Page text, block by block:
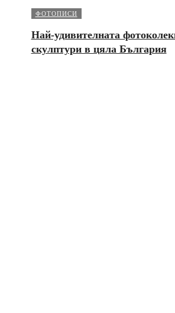
ФОТОПИСИ
Най-удивителната
скулптури в цяла България